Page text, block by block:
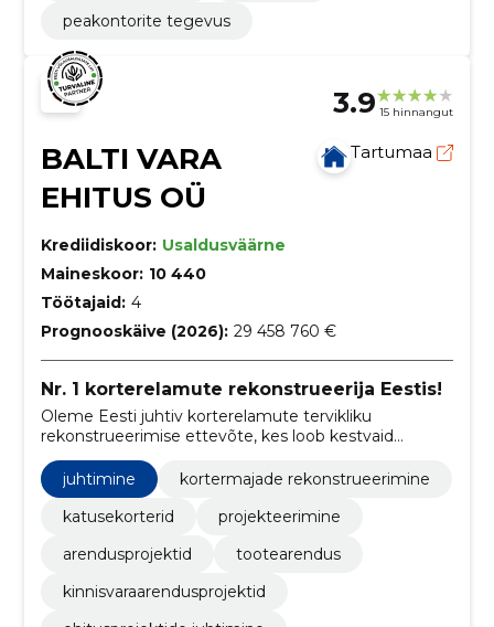
peakontorite tegevus
3.9 15 hinnangut
BALTI VARA
EHITUS OÜ
Tartumaa
Krediidiskoor: Usaldusväärne
Maineskoor: 10 440
Töötajaid: 4
Prognooskäive (2026): 29 458 760 €
Nr. 1 korterelamute rekonstrueerija Eestis!
Oleme Eesti juhtiv korterelamute tervikliku
rekonstrueerimise ettevõte, kes loob kestvaid
lahendusi energia säästmiseks ja elukeskkonna
parandamiseks.
juhtimine
kortermajade rekonstrueerimine
katusekorterid
projekteerimine
arendusprojektid
tootearendus
kinnisvaraarendusprojektid